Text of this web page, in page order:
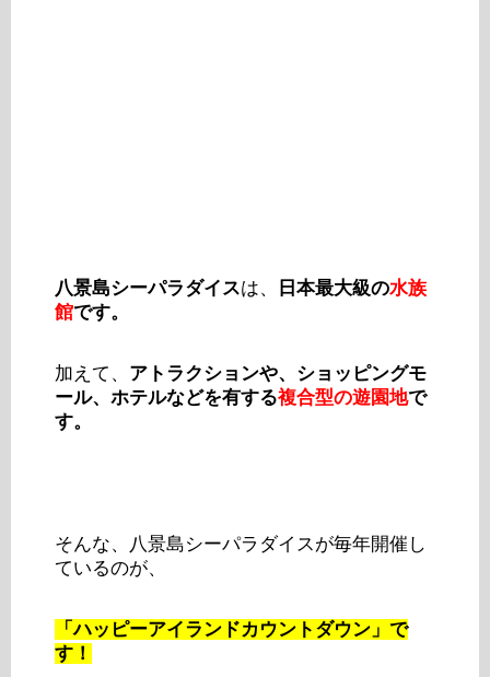
八景島シーパラダイスは、 日本最大級の水族
館です。
加えて、 アトラクションや、ショッピングモ
ール、ホテルなどを有する複合型の遊園地で
す。
そんな、八景島シーパラダイスが毎年開催し
ているのが、
「ハッピーアイランドカウントダウン」で
す！